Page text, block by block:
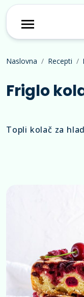
Naslovna Recepti
Friglo
Topli kolač za